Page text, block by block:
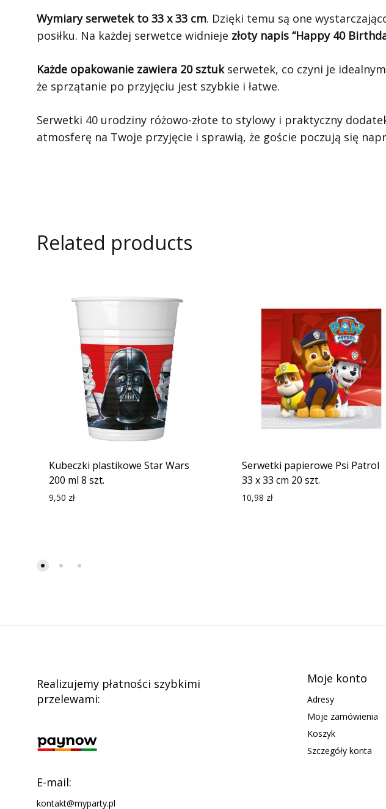
Wymiary serwetek to 33 x 33 cm. Dzięki temu są one
posiłku. Na każdej serwetce widnieje złoty napis “Happy 40
Każde opakowanie zawiera 20 sztukserwetek, co czyni je
że sprzątanie po przyjęciu jest szybkie i łatwe.
Serwetki 40 urodziny różowo-złote to stylowy i praktyczny
atmosferę na Twoje przyjęcie i sprawią, że goście poczują się
Related products
Kubeczki plastikowe Star Wars
200 ml 8 szt.
9,50 zł
Serwetki papierowe Psi Patrol
33 x 33 cm 20 szt.
10,98 zł
Realizujemy płatności szybkimi
przelewami:
E-mail:
kontakt@myparty.pl
Moje konto
Adresy
Moje zamówienia
Koszyk
Szczegóły konta